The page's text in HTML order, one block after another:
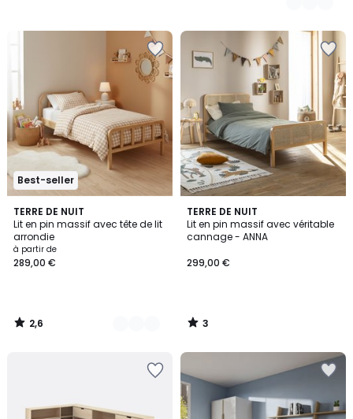
Best-seller
TERRE DE NUIT
Lit en pin massif avec tête de lit
arrondie
à partir de
289,00 €
2,6
/ 5
2
Couleurs
2,6
/
TERRE DE NUIT
Lit en pin massif avec véritable
cannage - ANNA
299,00 €
3
/
5
3
/